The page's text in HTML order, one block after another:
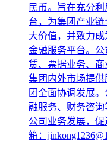
民币。旨在充分
台，为集团产业
大价值，并致力
金融服务平台。
赁、票据业务、
集团内外市场提
团全面协调发展
融服务、财务咨
公司业务发展，
箱：